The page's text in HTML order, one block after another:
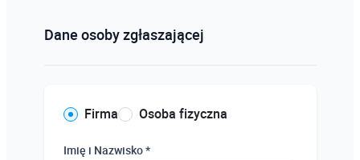
Dane osoby zgłaszającej
Firma Osoba fizyczna
Imię i Nazwisko *